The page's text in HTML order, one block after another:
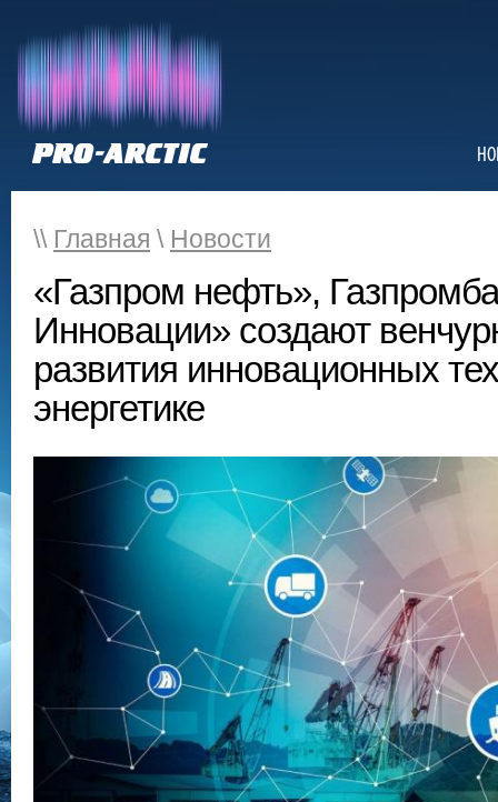
\\ Главная \ Новости
«Газпром нефть»,
Инновации» создают
развития инновационных
энергетике